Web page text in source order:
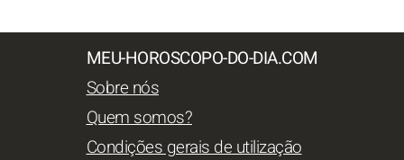
MEU-HOROSCOPO-DO-DIA.COM
Sobre nós
Quem somos?
Condições gerais de utilização